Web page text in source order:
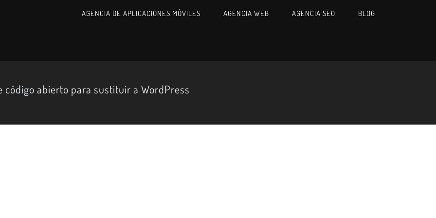
AGENCIA DE APLICACIONES MÓVILES AGENCIA WEB AGENCIA SEO BLOG
código abierto para sustituir a WordPress